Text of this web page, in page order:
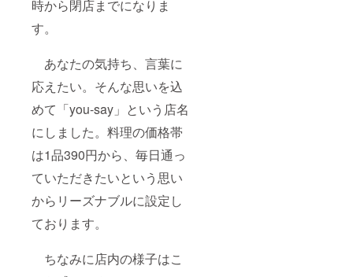
時から閉店までになりま
す。
あなたの気持ち、言葉に
応えたい。そんな思いを込
めて「you-say」という店名
にしました。料理の価格帯
は1品390円から、毎日通っ
ていただきたいという思い
からリーズナブルに設定し
ております。
ちなみに店内の様子はこ